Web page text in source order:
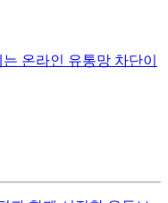
온라인 유통망 차단이